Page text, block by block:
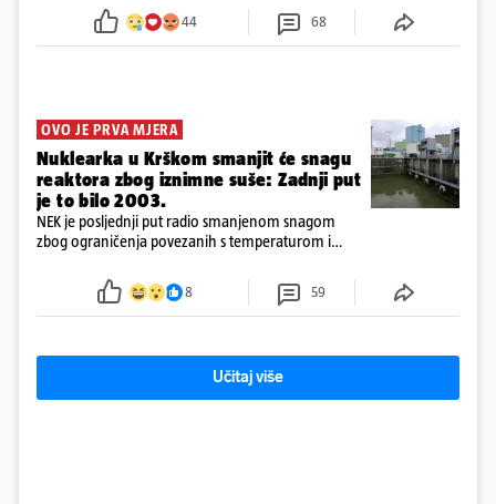
tamošnji liječnici ne vjeruju u oporavak: 'Imamo
44 68
OVO JE PRVA MJERA
Nuklearka u Krškom smanjit će snagu
reaktora zbog iznimne suše: Zadnji put
je to bilo 2003.
NEK je posljednji put radio smanjenom snagom
zbog ograničenja povezanih s temperaturom i
smanjenje snage bilo potrebno više od 90 dana.
8 59
Učitaj više